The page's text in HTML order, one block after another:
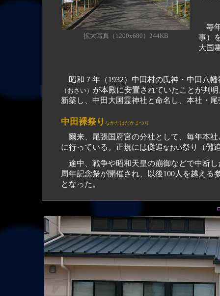
拡大写真（1200x680）244KB
毎
事）
大国
昭和７年（1932）中田村の氏神・中田八
（おさい） が本殿に安置されていたことが判
新築し、中田大国霊神社と命名し、本社・
中田裸祭り なかだはだかまつり
爾来、尾張国府宮の分社として、毎年本
に行っている。正規には儺追 なおい祭り（儺
途中、戦争や昭和天皇の崩御などで中断し
周年記念祭が開催され、以後100人を越える
となった。